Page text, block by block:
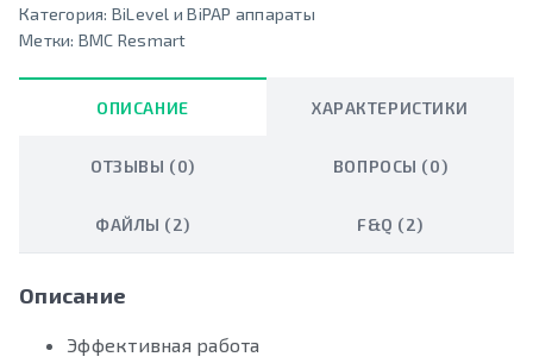
Категория: BiLevel и BiPAP аппараты
Метки: BMC Resmart
ОПИСАНИЕ ХАРАКТЕРИСТИКИ
ОТЗЫВЫ (0) ВОПРОСЫ (0)
ФАЙЛЫ (2) F&Q (2)
Описание
Эффективная работа